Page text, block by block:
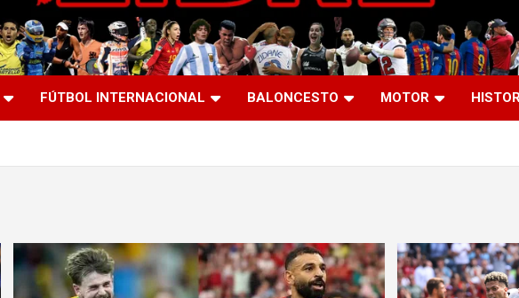
FÚTBOL INTERNACIONAL BALONCESTO MOTOR